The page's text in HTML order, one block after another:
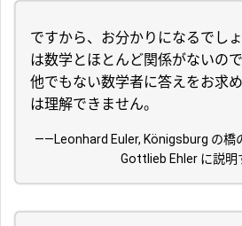
ですから、お分かりになるでし
は数学とほとんど関係がないの
他でもない数学者に答えをお求
は理解できません。
――Leonhard Euler, Königsburg の橋
Gottlieb Ehler に説明